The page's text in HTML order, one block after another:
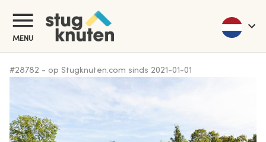
MENU
#28782 - op Stugknuten.com sinds 2021-01-01